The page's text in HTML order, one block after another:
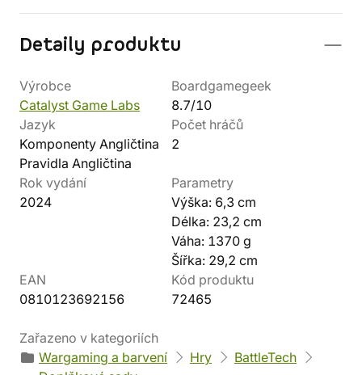
Detaily produktu
Výrobce
Catalyst Game Labs
Boardgamegeek
8.7/10
Jazyk
Komponenty Angličtina
Pravidla Angličtina
Počet hráčů
2
Rok vydání
2024
Parametry
Výška: 6,3 cm
Délka: 23,2 cm
Váha: 1370 g
Šířka: 29,2 cm
EAN
0810123692156
Kód produktu
72465
Zařazeno v kategoriích
Wargaming a barvení
Hry
BattleTech